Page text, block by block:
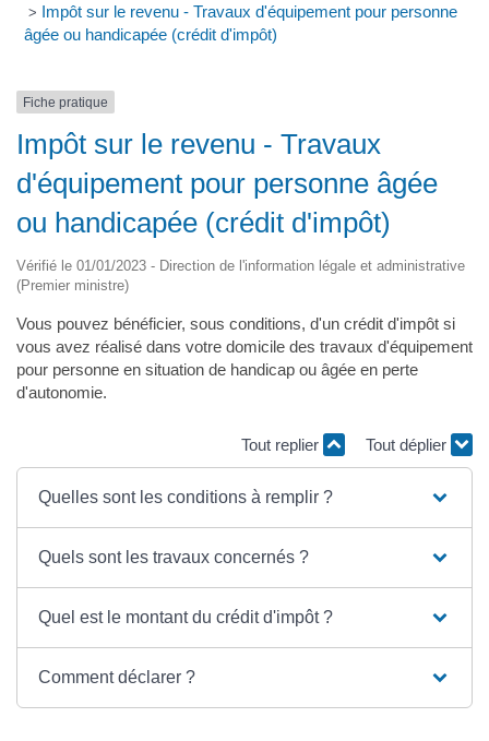
> Impôt sur le revenu - Travaux d'équipement pour personne
âgée ou handicapée (crédit d'impôt)
Fiche pratique
Impôt sur le revenu - Travaux
d'équipement pour personne âgée
ou handicapée (crédit d'impôt)
Vérifié le 01/01/2023 - Direction de l'information légale et administrative
(Premier ministre)
Vous pouvez bénéficier, sous conditions, d'un crédit d'impôt si
vous avez réalisé dans votre domicile des travaux d'équipement
pour personne en situation de handicap ou âgée en perte
d'autonomie.
Tout replier Tout déplier
Quelles sont les conditions à remplir ?
Quels sont les travaux concernés ?
Quel est le montant du crédit d'impôt ?
Comment déclarer ?